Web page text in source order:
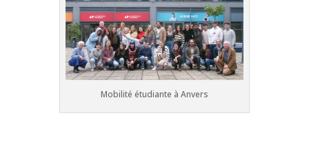
Mobilité étudiante à Anvers